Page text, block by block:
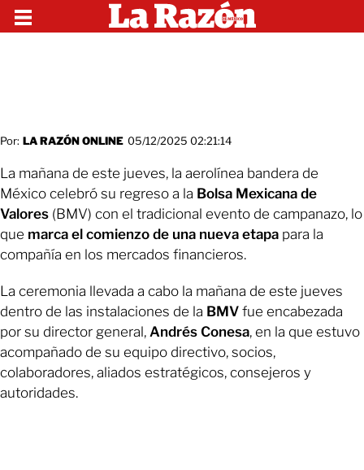
Por: LA RAZÓN ONLINE 05/12/2025 02:21:14
La mañana de este jueves, la aerolínea bandera de
México celebró su regreso a la Bolsa Mexicana de
Valores (BMV) con el tradicional evento de campanazo, lo
que marca el comienzo de una nueva etapa para la
compañía en los mercados financieros.
La ceremonia llevada a cabo la mañana de este jueves
dentro de las instalaciones de la BMV fue encabezada
por su director general, Andrés Conesa, en la que estuvo
acompañado de su equipo directivo, socios,
colaboradores, aliados estratégicos, consejeros y
autoridades.